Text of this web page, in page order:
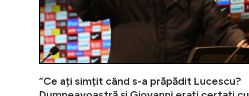
”Ce ați simțit când s-a prăpădit Lucescu?